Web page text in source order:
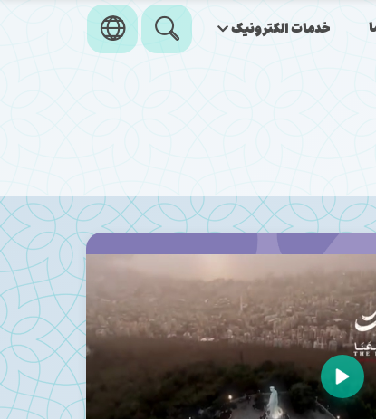
خدمات الکترونیک